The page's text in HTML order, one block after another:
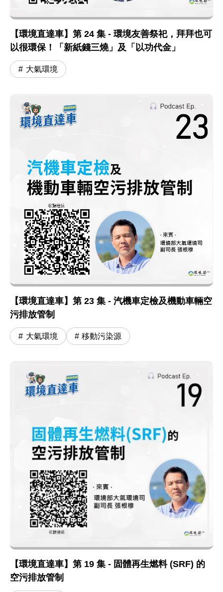
【環境直達車】第 24 集 - 環境友善祭祀，拜拜也可
以很環保！「新紙錢三燒」及「以功代金」
大氣環境
【環境直達車】第 23 集 - 汽機車定檢及機動車輛空
污排放管制
大氣環境 移動污染源
【環境直達車】第 19 集 - 固體再生燃料 (SRF) 的
空污排放管制